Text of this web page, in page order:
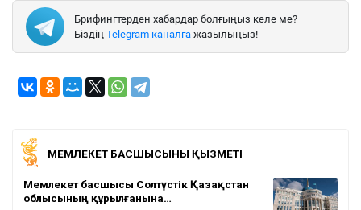
Брифингтерден хабардар болғыңыз келе ме?
Біздің Telegram каналға жазылыңыз!
МЕМЛЕКЕТ БАСШЫСЫНЫҢ ҚЫЗМЕТІ
Мемлекет басшысы Солтүстік Қазақстан
облысының құрылғанына…